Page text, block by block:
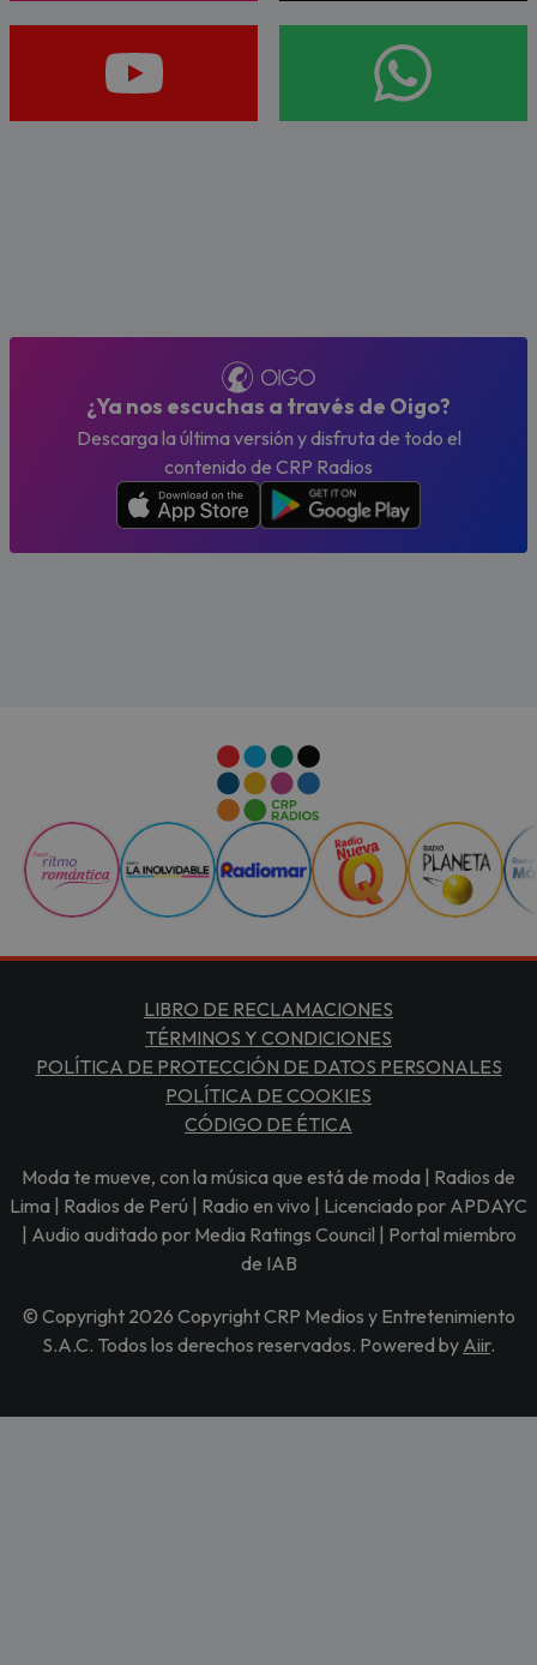
¿Ya nos escuchas a través de Oigo?
Descarga la última versión y disfruta de todo el
contenido de CRP Radios
LIBRO DE RECLAMACIONES
TÉRMINOS Y CONDICIONES
POLÍTICA DE PROTECCIÓN DE DATOS PERSONALES
POLÍTICA DE COOKIES
CÓDIGO DE ÉTICA
Moda te mueve, con la música que está de moda | Radios de
Lima | Radios de Perú | Radio en vivo | Licenciado por APDAYC
| Audio auditado por Media Ratings Council | Portal miembro
de IAB
© Copyright 2026 Copyright CRP Medios y Entretenimiento
S.A.C. Todos los derechos reservados. Powered by Aiir.